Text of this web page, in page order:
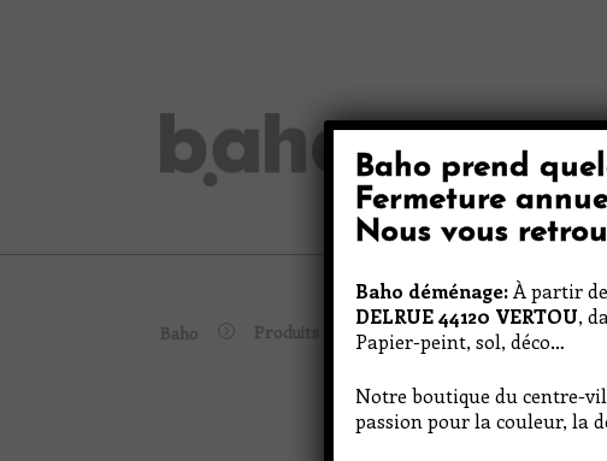
Peinture Baho
Baho Produits Spring Bell 2
Baho prend
Fermeture
Nous vous
Baho déménage:À partir de
DELRUE 44120 VERTOU,
Papier-peint, sol, déco…
Notre boutique du centre-
passion pour la couleur, la